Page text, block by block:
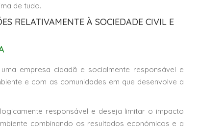
de tudo.
RELATIVAMENTE À SOCIEDADE CIVIL E
empresa cidadã e socialmente responsável e
e com as comunidades em que desenvolve a
responsável e deseja limitar o impacto
combinando os resultados económicos e a